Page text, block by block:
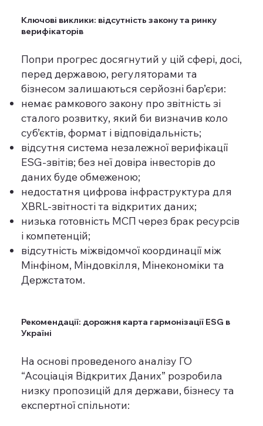
Ключові виклики: відсутність закону та ринку
верифікаторів
Попри прогрес досягнутий у цій сфері, досі,
перед державою, регуляторами та
бізнесом залишаються серйозні бар’єри:
немає рамкового закону про звітність зі
сталого розвитку, який би визначив коло
суб’єктів, формат і відповідальність;
відсутня система незалежної верифікації
ESG-звітів; без неї довіра інвесторів до
даних буде обмеженою;
недостатня цифрова інфраструктура для
XBRL-звітності та відкритих даних;
низька готовність МСП через брак ресурсів
і компетенцій;
відсутність міжвідомчої координації між
Мінфіном, Міндовкілля, Мінекономіки та
Держстатом.
Рекомендації: дорожня карта гармонізації ESG в
Україні
На основі проведеного аналізу ГО
“Асоціація Відкритих Даних” розробила
низку пропозицій для держави, бізнесу та
експертної спільноти: